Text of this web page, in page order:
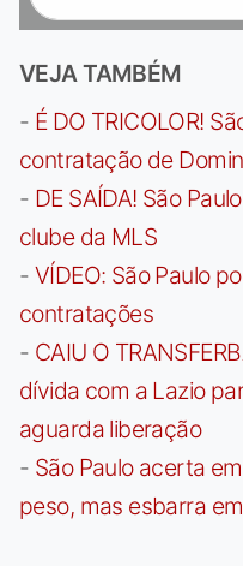
VEJA TAMBÉM
- É DO TRICOLOR!
contratação de
- DE SAÍDA! São
clube da MLS
- VÍDEO: São Paulo
contratações
- CAIU O
dívida com a Lazio
aguarda liberação
- São Paulo acerta
peso, mas esbarra